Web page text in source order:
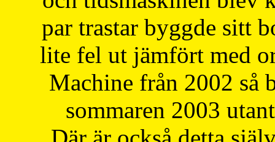
par trastar byggde sitt
lite fel ut jämfört med
Machine från 2002 så
sommaren 2003